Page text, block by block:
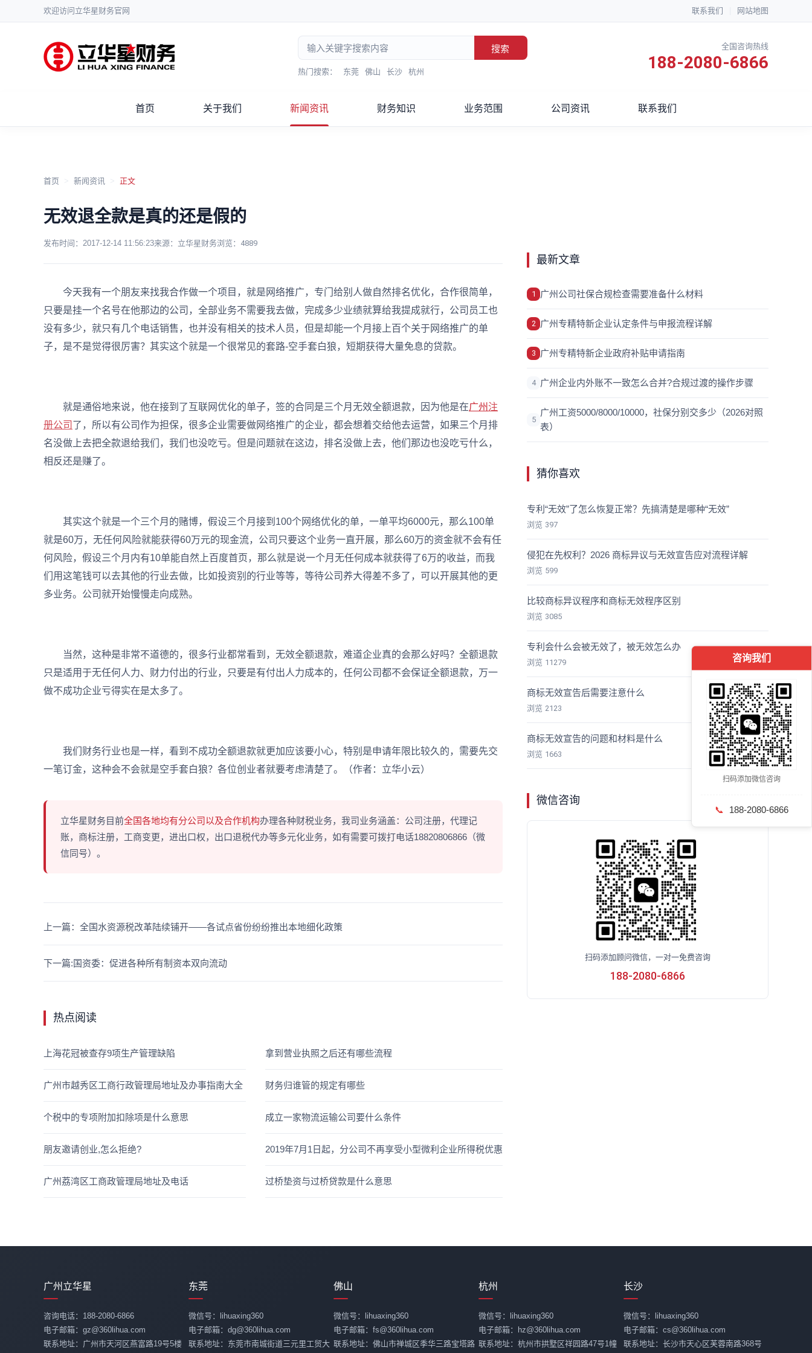
欢迎访问立华星财务官网 联系我们 网站地图
搜索
热门搜索： 东莞 佛山 长沙 杭州
全国咨询热线
188-2080-6866
首页 关于我们 新闻资讯 财务知识 业务范围 公司资讯 联系我们
首页 新闻资讯 正文
无效退全款是真的还是假的
发布时间： 2017-12-14 11:56:23来源：立华星财务浏览： 4889
今天我有一个朋友来找我合作做一个项目，就是网络推广，专门给别人做自然排名优化，合作很简单，
只要是挂一个名号在他那边的公司，全部业务不需要我去做，完成多少业绩就算给我提成就行，公司员工也
没有多少，就只有几个电话销售，也并没有相关的技术人员，但是却能一个月接上百个关于网络推广的单
子，是不是觉得很厉害？其实这个就是一个很常见的套路-空手套白狼，短期获得大量免息的贷款。
就是通俗地来说，他在接到了互联网优化的单子，签的合同是三个月无效全额退款，因为他是在广州 注
册公司 了，所以有公司作为担保，很多企业需要做网络推广的企业，都会想着交给他去运营，如果三个月排
名没做上去把全款退给我们，我们也没吃亏。但是问题就在这边，排名没做上去，他们那边也没吃亏什么，
相反还是赚了。
其实这个就是一个三个月的赌博，假设三个月接到100个网络优化的单，一单平均6000元，那么100单
就是60万，无任何风险就能获得60万元的现金流，公司只要这个业务一直开展，那么60万的资金就不会有任
何风险，假设三个月内有10单能自然上百度首页，那么就是说一个月无任何成本就获得了6万的收益，而我
们用这笔钱可以去其他的行业去做，比如投资别的行业等等，等待公司养大得差不多了，可以开展其他的更
多业务。公司就开始慢慢走向成熟。
当然，这种是非常不道德的，很多行业都常看到，无效全额退款，难道企业真的会那么好吗？全额退款
只是适用于无任何人力、财力付出的行业，只要是有付出人力成本的，任何公司都不会保证全额退款，万一
做不成功企业亏得实在是太多了。
我们财务行业也是一样，看到不成功全额退款就更加应该要小心，特别是申请年限比较久的，需要先交
一笔订金，这种会不会就是空手套白狼？各位创业者就要考虑清楚了。（作者：立华小云）
立华星财务目前全国各地均有分公司以及合作机构办理各种财税业务，我司业务涵盖：公司注册，代理记
账，商标注册，工商变更，进出口权，出口退税代办等多元化业务，如有需要可拨打电话18820806866（微
信同号）。
下一篇:国资委：促进各种所有制资本双向流动
上一篇：全国水资源税改革陆续铺开——各试点省份纷纷推出本地细化政策
热点阅读
上海花冠被查存9项生产管理缺陷 拿到营业执照之后还有哪些流程
广州市越秀区工商行政管理局地址及办事指南大全 财务归谁管的规定有哪些
个税中的专项附加扣除项是什么意思 成立一家物流运输公司要什么条件
朋友邀请创业,怎么拒绝? 2019年7月1日起，分公司不再享受小型微利企业所得税优惠
广州荔湾区工商政管理局地址及电话 过桥垫资与过桥贷款是什么意思
最新文章
1 广州公司社保合规检查需要准备什么材料
2 广州专精特新企业认定条件与申报流程详解
3 广州专精特新企业政府补贴申请指南
4 广州企业内外账不一致怎么合并?合规过渡的操作步骤
5
广州工资5000/8000/10000，社保分别交多少（2026对照
表）
猜你喜欢
专利“无效”了怎么恢复正常？先搞清楚是哪种“无效”
浏览 397
侵犯在先权利？2026 商标异议与无效宣告应对流程详解
浏览 599
比较商标异议程序和商标无效程序区别
浏览 3085
专利会什么会被无效了，被无效怎么办
浏览 11279
商标无效宣告后需要注意什么
浏览 2123
商标无效宣告的问题和材料是什么
浏览 1663
微信咨询
扫码添加顾问微信，一对一免费咨询
188-2080-6866
咨询我们
扫码添加微信咨询
📞 188-2080-6866
广州立华星
咨询电话：188-2080-6866
电子邮箱：gz@360lihua.com
联系地址：广州市天河区燕富路19号5楼
东莞
微信号：lihuaxing360
电子邮箱：dg@360lihua.com
联系地址：东莞市南城街道三元里工贸大
佛山
微信号：lihuaxing360
电子邮箱：fs@360lihua.com
联系地址：佛山市禅城区季华三路宝塔路
杭州
微信号：lihuaxing360
电子邮箱：hz@360lihua.com
联系地址：杭州市拱墅区祥园路47号1幢
长沙
微信号：lihuaxing360
电子邮箱：cs@360lihua.com
联系地址：长沙市天心区芙蓉南路368号